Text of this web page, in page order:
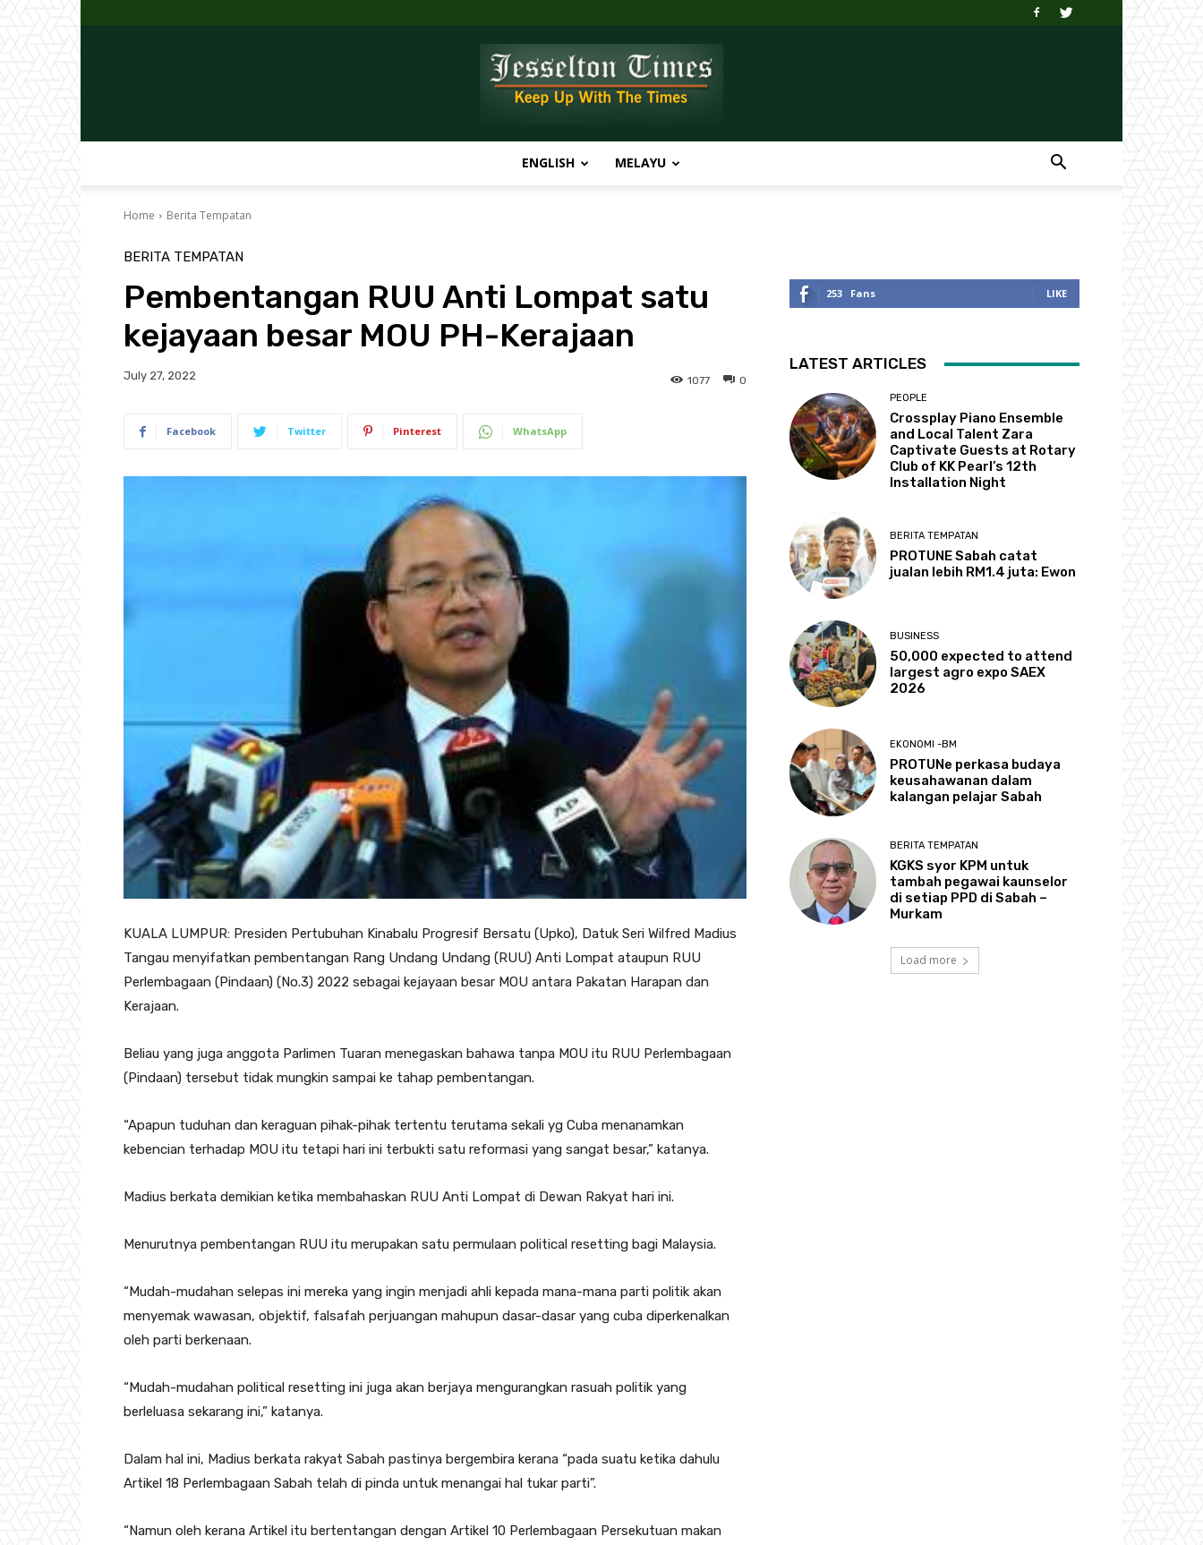
Times
ENGLISH MELAYU
Home Berita Tempatan
BERITA TEMPATAN
Pembentangan RUU Anti Lompat satu
kejayaan besar MOU PH-Kerajaan
July 27, 2022 0
1077
Facebook Twitter Pinterest WhatsApp
KUALA LUMPUR: Presiden Pertubuhan Kinabalu Progresif Bersatu (Upko), Datuk Seri Wilfred Madius
Tangau menyifatkan pembentangan Rang Undang Undang (RUU) Anti Lompat ataupun RUU
Perlembagaan (Pindaan) (No.3) 2022 sebagai kejayaan besar MOU antara Pakatan Harapan dan
Kerajaan.
Beliau yang juga anggota Parlimen Tuaran menegaskan bahawa tanpa MOU itu RUU Perlembagaan
(Pindaan) tersebut tidak mungkin sampai ke tahap pembentangan.
“Apapun tuduhan dan keraguan pihak-pihak tertentu terutama sekali yg Cuba menanamkan
kebencian terhadap MOU itu tetapi hari ini terbukti satu reformasi yang sangat besar,” katanya.
Madius berkata demikian ketika membahaskan RUU Anti Lompat di Dewan Rakyat hari ini.
Menurutnya pembentangan RUU itu merupakan satu permulaan political resetting bagi Malaysia.
“Mudah-mudahan selepas ini mereka yang ingin menjadi ahli kepada mana-mana parti politik akan
menyemak wawasan, objektif, falsafah perjuangan mahupun dasar-dasar yang cuba diperkenalkan
oleh parti berkenaan.
“Mudah-mudahan political resetting ini juga akan berjaya mengurangkan rasuah politik yang
berleluasa sekarang ini,” katanya.
Dalam hal ini, Madius berkata rakyat Sabah pastinya bergembira kerana “pada suatu ketika dahulu
Artikel 18 Perlembagaan Sabah telah di pinda untuk menangai hal tukar parti”.
“Namun oleh kerana Artikel itu bertentangan dengan Artikel 10 Perlembagaan Persekutuan makan
253 Fans LIKE
LATEST ARTICLES
PEOPLE
Crossplay Piano Ensemble
and Local Talent Zara
Captivate Guests at Rotary
Club of KK Pearl’s 12th
Installation Night
BERITA TEMPATAN
PROTUNE Sabah catat
jualan lebih RM1.4 juta: Ewon
BUSINESS
50,000 expected to attend
largest agro expo SAEX
2026
EKONOMI -BM
PROTUNe perkasa budaya
keusahawanan dalam
kalangan pelajar Sabah
BERITA TEMPATAN
KGKS syor KPM untuk
tambah pegawai kaunselor
di setiap PPD di Sabah –
Murkam
Load more